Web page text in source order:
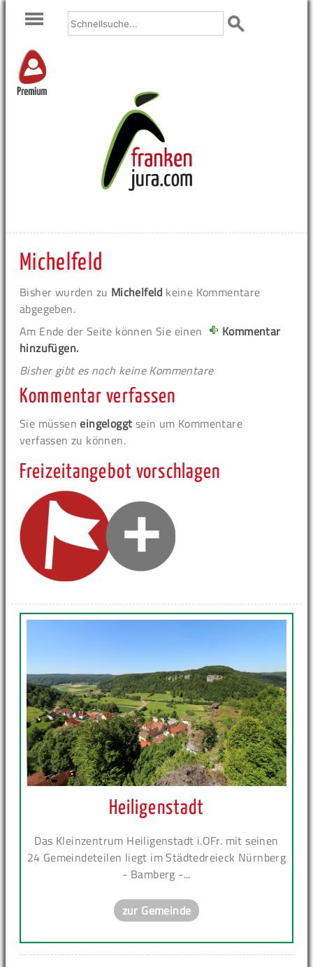
Premium
Michelfeld
Bisher wurden zu Michelfeld keine Kommentare
abgegeben.
Am Ende der Seite können Sie einen
Kommentar
hinzufügen.
Bisher gibt es noch keine Kommentare
Kommentar verfassen
Sie müsseneingeloggt sein um Kommentare
verfassen zu können.
Freizeitangebot vorschlagen
Heiligenstadt
Das Kleinzentrum Heiligenstadt i.OFr. mit seinen
24 Gemeindeteilen liegt im Städtedreieck Nürnberg
- Bamberg -...
zur Gemeinde